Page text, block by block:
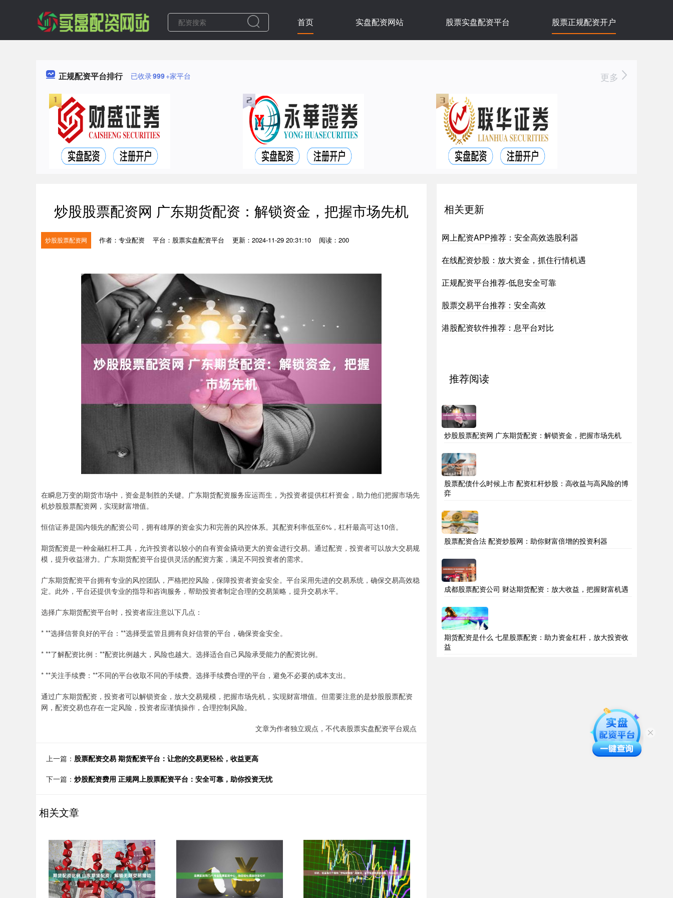
首页 实盘配资网站 股票实盘配资平台 股票正规配资开户
正规配资平台排行 已收录999+家平台 更多
炒股股票配资网 广东期货配资：解锁资金，把握市场先机
炒股股票配资网 作者：专业配资 平台：股票实盘配资平台 更新：2024-11-29 20:31:10 阅读：200
在瞬息万变的期货市场中，资金是制胜的关键。广东期货配资服务应运而生，为投资者提供杠杆资金，助力他们把握市场先
机炒股股票配资网，实现财富增值。
恒信证券是国内领先的配资公司，拥有雄厚的资金实力和完善的风控体系。其配资利率低至6%，杠杆最高可达10倍。
期货配资是一种金融杠杆工具，允许投资者以较小的自有资金撬动更大的资金进行交易。通过配资，投资者可以放大交易规
模，提升收益潜力。广东期货配资平台提供灵活的配资方案，满足不同投资者的需求。
广东期货配资平台拥有专业的风控团队，严格把控风险，保障投资者资金安全。平台采用先进的交易系统，确保交易高效稳
定。此外，平台还提供专业的指导和咨询服务，帮助投资者制定合理的交易策略，提升交易水平。
选择广东期货配资平台时，投资者应注意以下几点：
* **选择信誉良好的平台：**选择受监管且拥有良好信誉的平台，确保资金安全。
* **了解配资比例：**配资比例越大，风险也越大。选择适合自己风险承受能力的配资比例。
* **关注手续费：**不同的平台收取不同的手续费。选择手续费合理的平台，避免不必要的成本支出。
通过广东期货配资，投资者可以解锁资金，放大交易规模，把握市场先机，实现财富增值。但需要注意的是炒股股票配资
网，配资交易也存在一定风险，投资者应谨慎操作，合理控制风险。
文章为作者独立观点，不代表股票实盘配资平台观点
上一篇： 股票配资交易 期货配资平台：让您的交易更轻松，收益更高
下一篇： 炒股配资费用 正规网上股票配资平台：安全可靠，助你投资无忧
相关文章
相关更新
网上配资APP推荐：安全高效选股利器
在线配资炒股：放大资金，抓住行情机遇
正规配资平台推荐-低息安全可靠
股票交易平台推荐：安全高效
港股配资软件推荐：息平台对比
推荐阅读
炒股股票配资网 广东期货配资：解锁资金，把握市场先机
股票配债什么时候上市 配资杠杆炒股：高收益与高风险的博
弈
股票配资合法 配资炒股网：助你财富倍增的投资利器
成都股票配资公司 财达期货配资：放大收益，把握财富机遇
期货配资是什么 七星股票配资：助力资金杠杆，放大投资收
益